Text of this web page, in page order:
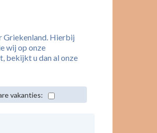
Griekenland. Hierbij
wij op onze
bekijkt u dan al onze
vakanties: